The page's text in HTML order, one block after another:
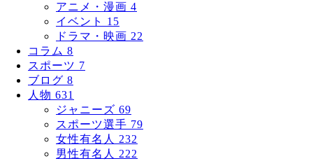
アニメ・漫画 4
イベント 15
ドラマ・映画 22
コラム 8
スポーツ 7
ブログ 8
人物 631
ジャニーズ 69
スポーツ選手 79
女性有名人 232
男性有名人 222